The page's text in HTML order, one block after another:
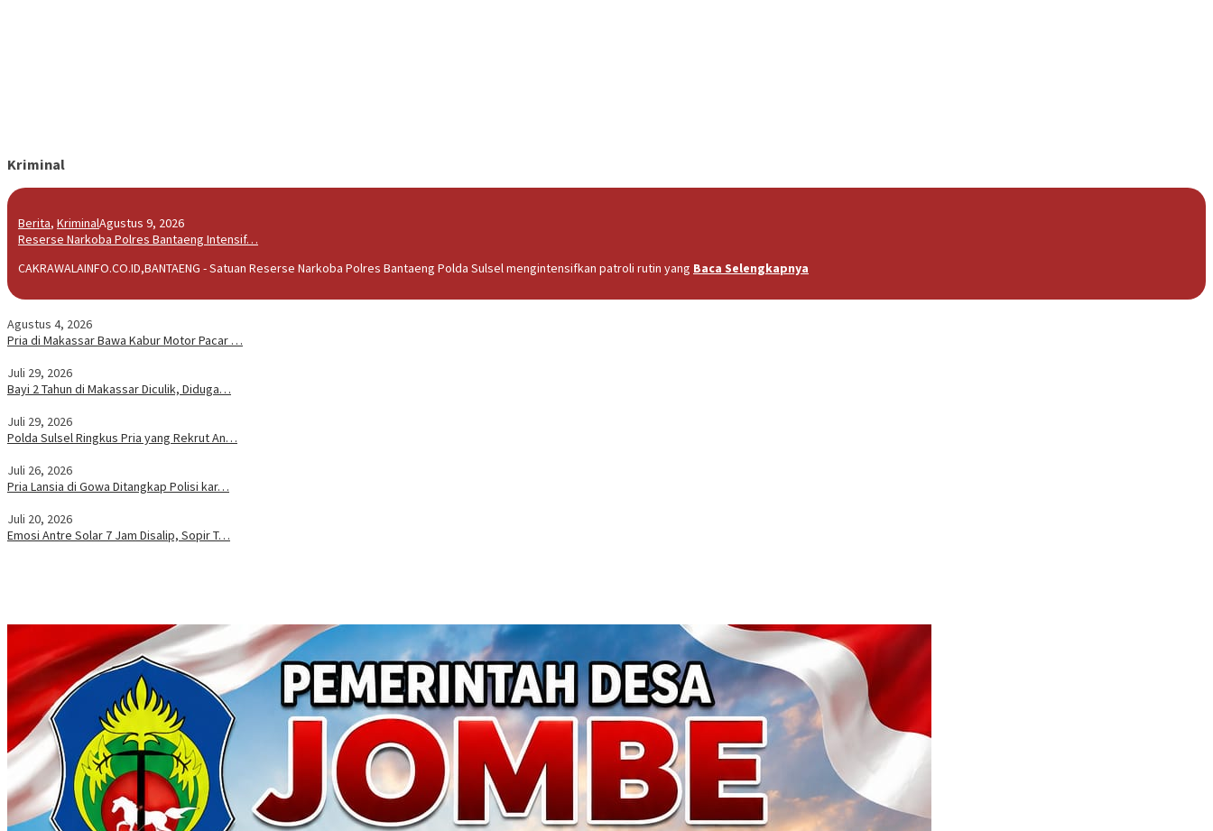
Kriminal
Berita, KriminalAgustus 9, 2026
Reserse Narkoba Polres Bantaeng Intensif…
CAKRAWALAINFO.CO.ID,BANTAENG - Satuan Reserse Narkoba Polres Bantaeng Polda Sulsel mengintensifkan patroli rutin yang Baca Selengkapnya
Agustus 4, 2026
Pria di Makassar Bawa Kabur Motor Pacar …
Juli 29, 2026
Bayi 2 Tahun di Makassar Diculik, Diduga…
Juli 29, 2026
Polda Sulsel Ringkus Pria yang Rekrut An…
Juli 26, 2026
Pria Lansia di Gowa Ditangkap Polisi kar…
Juli 20, 2026
Emosi Antre Solar 7 Jam Disalip, Sopir T…